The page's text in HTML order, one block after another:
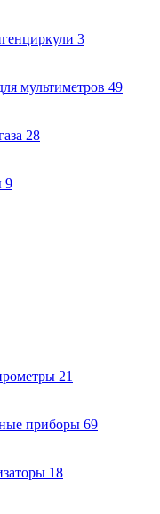
3
мультиметров 49
28
9
21
приборы 69
18